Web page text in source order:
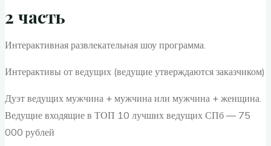
2 часть
Интерактивная развлекательная шоу программа.
Интерактивы от ведущих (ведущие утверждаются заказчиком)
Дуэт ведущих мужчина + мужчина или мужчина + женщина.
Ведущие входящие в ТОП 10 лучших ведущих СПб — 75
000 рублей